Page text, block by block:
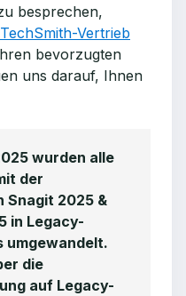
besprechen,
Vertrieb
bevorzugten
uns darauf, Ihnen
wurden alle
der
Snagit 2025 &
in Legacy-
umgewandelt.
die
auf Legacy-